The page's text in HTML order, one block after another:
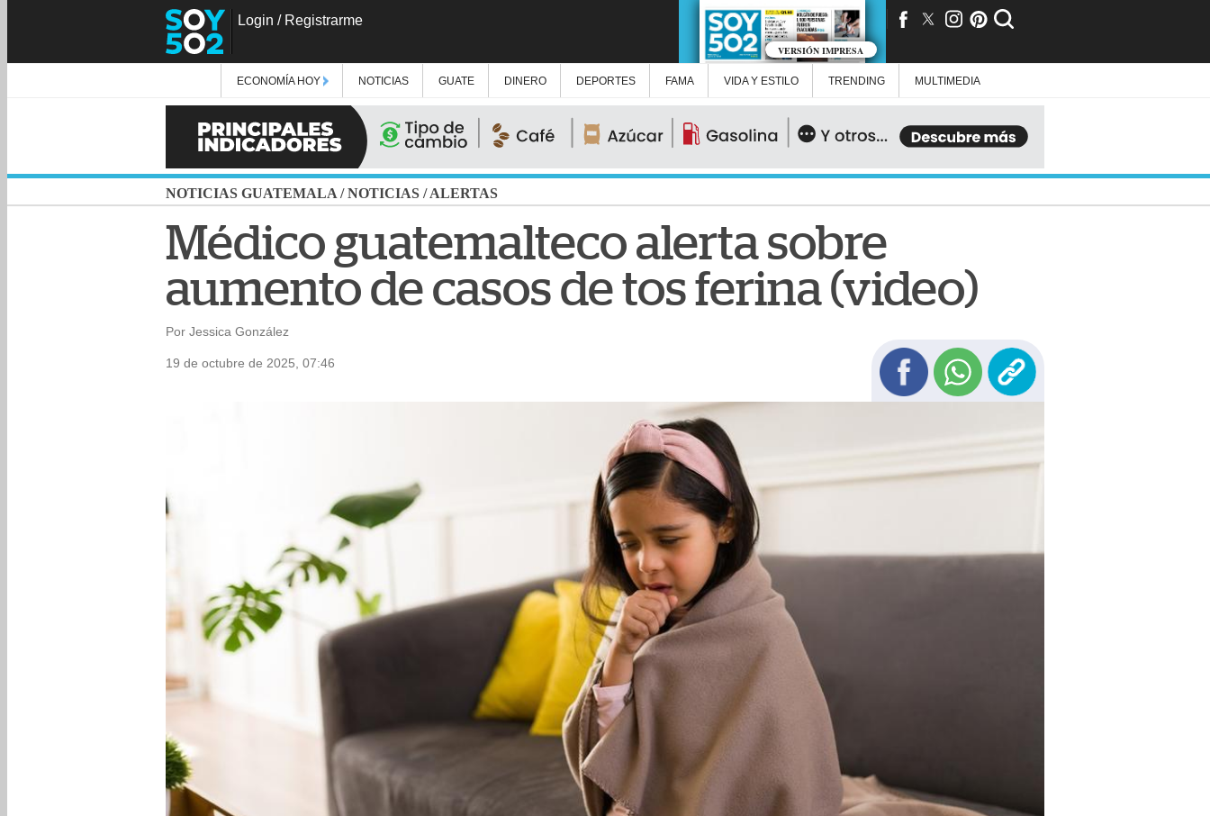
Login / Registrarme
VERSIÓN IMPRESA
ECONOMÍA HOY NOTICIAS GUATE DINERO DEPORTES FAMA VIDA Y ESTILO TRENDING MULTIMEDIA
NOTICIAS GUATEMALA /NOTICIAS /ALERTAS
Médico guatemalteco alerta sobre
aumento de casos de tos ferina (video)
Por Jessica González
19 de octubre de 2025, 07:46